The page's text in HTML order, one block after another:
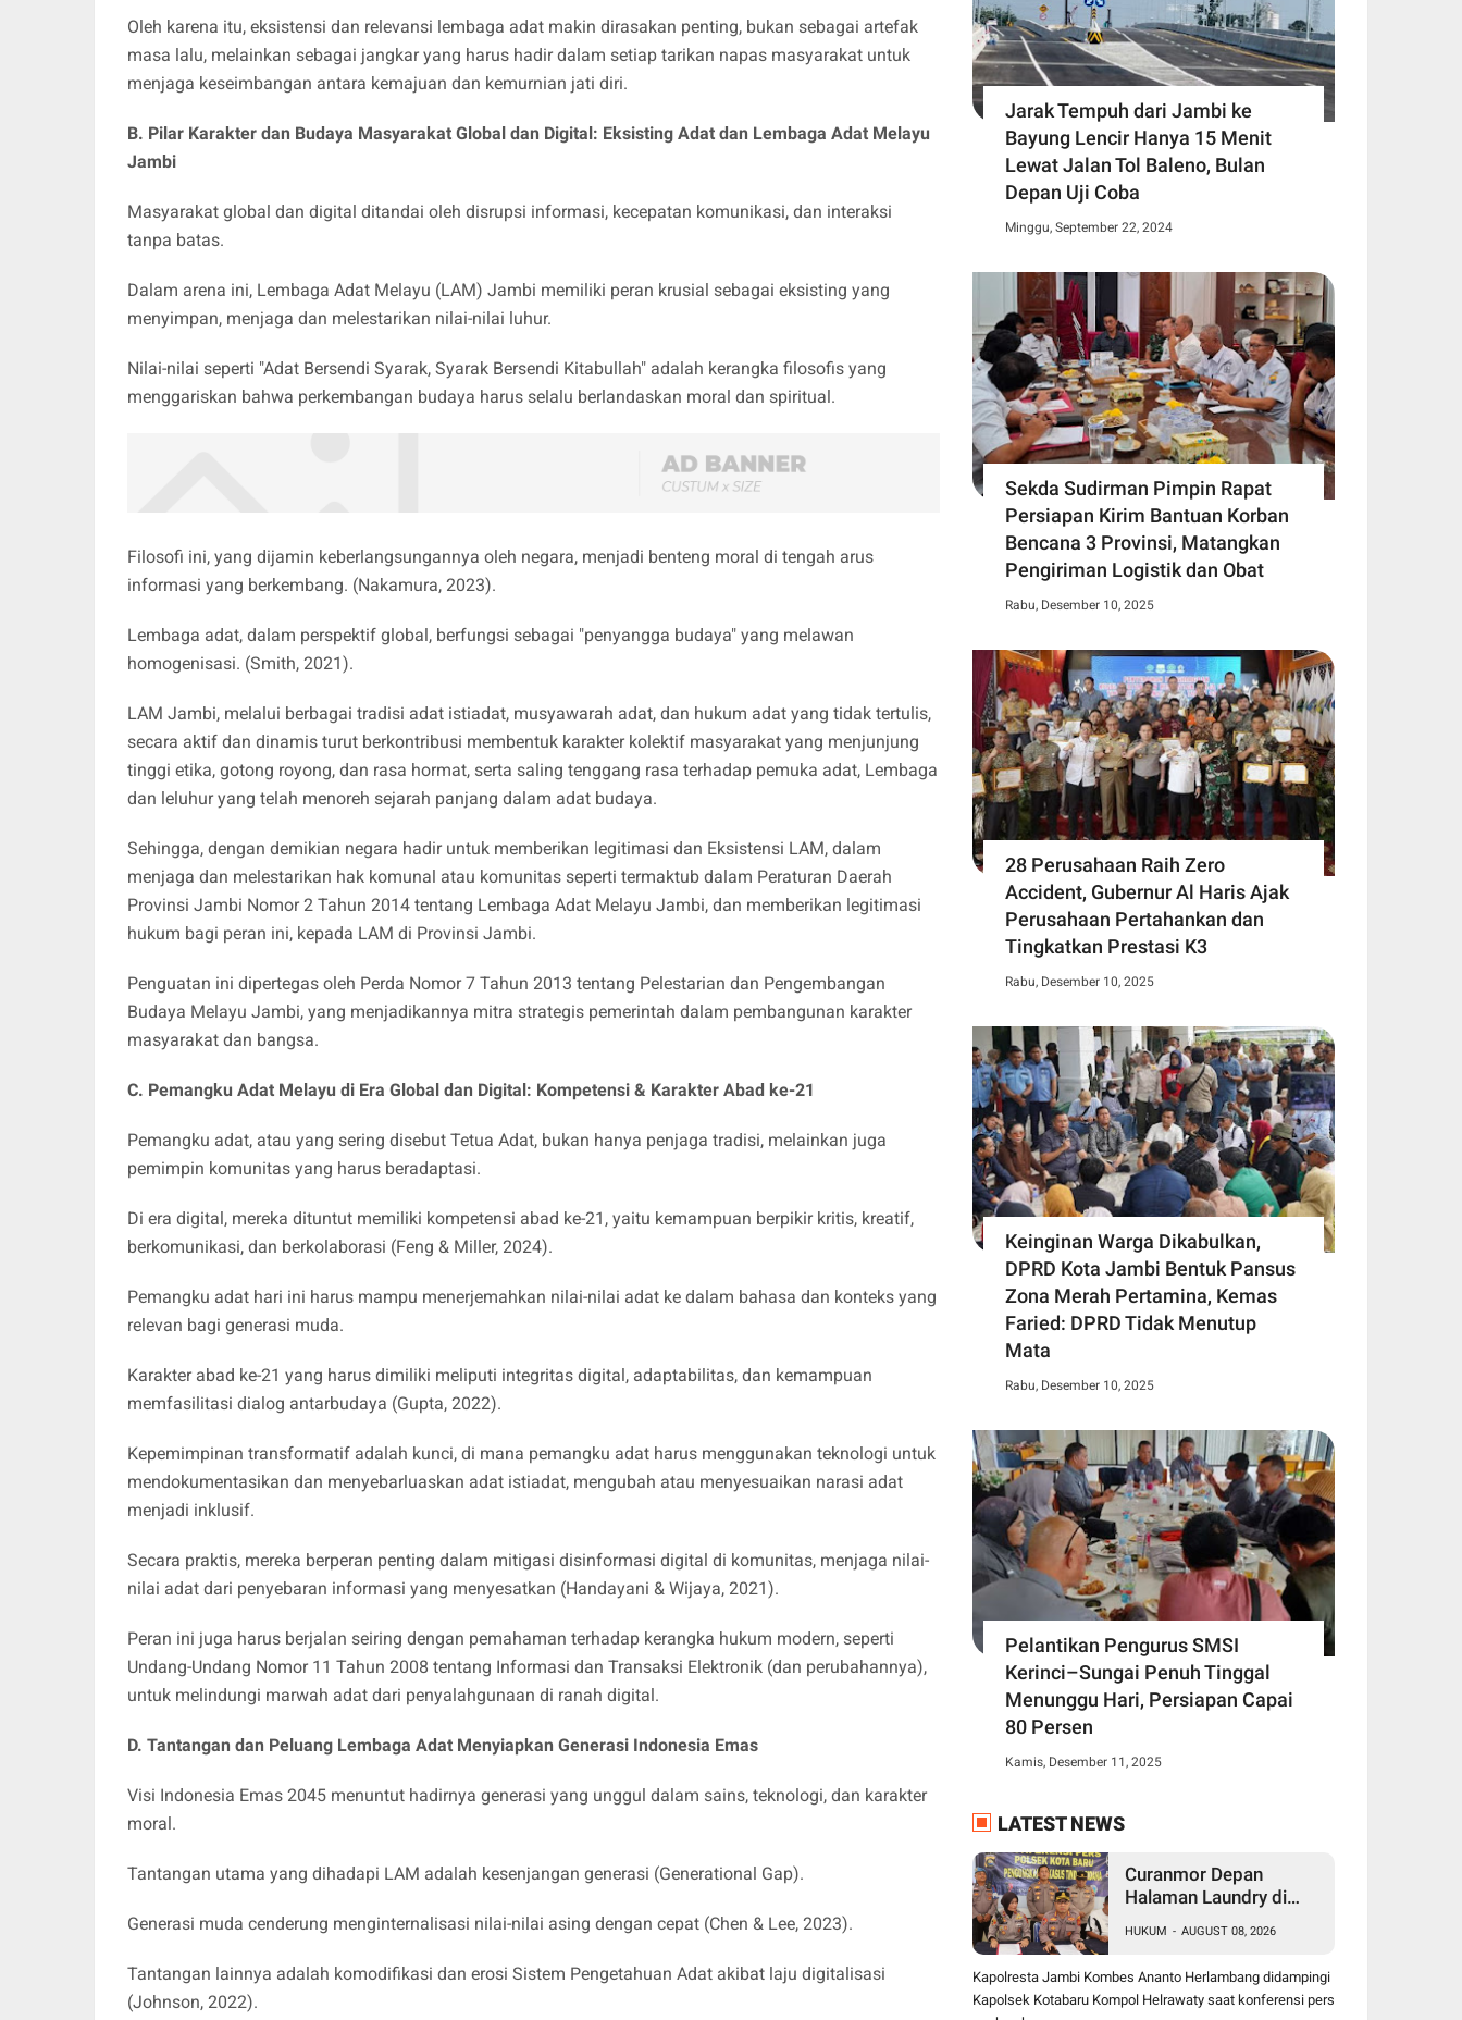
Oleh karena itu, eksistensi dan relevansi lembaga adat makin dirasakan penting, bukan sebagai artefak
masa lalu, melainkan sebagai jangkar yang harus hadir dalam setiap tarikan napas masyarakat untuk
menjaga keseimbangan antara kemajuan dan kemurnian jati diri.
B. Pilar Karakter dan Budaya Masyarakat Global dan Digital: Eksisting Adat dan Lembaga Adat Melayu
Jambi
​Masyarakat global dan digital ditandai oleh disrupsi informasi, kecepatan komunikasi, dan interaksi
tanpa batas.
Dalam arena ini, Lembaga Adat Melayu (LAM) Jambi memiliki peran krusial sebagai eksisting yang
menyimpan, menjaga dan melestarikan nilai-nilai luhur.
Nilai-nilai seperti "Adat Bersendi Syarak, Syarak Bersendi Kitabullah" adalah kerangka filosofis yang
menggariskan bahwa perkembangan budaya harus selalu berlandaskan moral dan spiritual.
Filosofi ini, yang dijamin keberlangsungannya oleh negara, menjadi benteng moral di tengah arus
informasi yang berkembang. (Nakamura, 2023).
​Lembaga adat, dalam perspektif global, berfungsi sebagai "penyangga budaya" yang melawan
homogenisasi. (Smith, 2021).
LAM Jambi, melalui berbagai tradisi adat istiadat, musyawarah adat, dan hukum adat yang tidak tertulis,
secara aktif dan dinamis turut berkontribusi membentuk karakter kolektif masyarakat yang menjunjung
tinggi etika, gotong royong, dan rasa hormat, serta saling tenggang rasa terhadap pemuka adat, Lembaga
dan leluhur yang telah menoreh sejarah panjang dalam adat budaya.
Sehingga, dengan demikian negara hadir untuk memberikan legitimasi dan Eksistensi LAM, dalam
menjaga dan melestarikan hak komunal atau komunitas seperti termaktub dalam Peraturan Daerah
Provinsi Jambi Nomor 2 Tahun 2014 tentang Lembaga Adat Melayu Jambi, dan memberikan legitimasi
hukum bagi peran ini, kepada LAM di Provinsi Jambi.
Penguatan ini dipertegas oleh Perda Nomor 7 Tahun 2013 tentang Pelestarian dan Pengembangan
Budaya Melayu Jambi, yang menjadikannya mitra strategis pemerintah dalam pembangunan karakter
masyarakat dan bangsa.
C. Pemangku Adat Melayu di Era Global dan Digital: Kompetensi & Karakter Abad ke-21
​Pemangku adat, atau yang sering disebut Tetua Adat, bukan hanya penjaga tradisi, melainkan juga
pemimpin komunitas yang harus beradaptasi.
Di era digital, mereka dituntut memiliki kompetensi abad ke-21, yaitu kemampuan berpikir kritis, kreatif,
berkomunikasi, dan berkolaborasi (Feng & Miller, 2024).
Pemangku adat hari ini harus mampu menerjemahkan nilai-nilai adat ke dalam bahasa dan konteks yang
relevan bagi generasi muda.
​Karakter abad ke-21 yang harus dimiliki meliputi integritas digital, adaptabilitas, dan kemampuan
memfasilitasi dialog antarbudaya (Gupta, 2022).
Kepemimpinan transformatif adalah kunci, di mana pemangku adat harus menggunakan teknologi untuk
mendokumentasikan dan menyebarluaskan adat istiadat, mengubah atau menyesuaikan narasi adat
menjadi inklusif.
Secara praktis, mereka berperan penting dalam mitigasi disinformasi digital di komunitas, menjaga nilai-
nilai adat dari penyebaran informasi yang menyesatkan (Handayani & Wijaya, 2021).
Peran ini juga harus berjalan seiring dengan pemahaman terhadap kerangka hukum modern, seperti
Undang-Undang Nomor 11 Tahun 2008 tentang Informasi dan Transaksi Elektronik (dan perubahannya),
untuk melindungi marwah adat dari penyalahgunaan di ranah digital.
D. Tantangan dan Peluang Lembaga Adat Menyiapkan Generasi Indonesia Emas
​Visi Indonesia Emas 2045 menuntut hadirnya generasi yang unggul dalam sains, teknologi, dan karakter
moral.
Tantangan utama yang dihadapi LAM adalah kesenjangan generasi (Generational Gap).
Generasi muda cenderung menginternalisasi nilai-nilai asing dengan cepat (Chen & Lee, 2023).
Tantangan lainnya adalah komodifikasi dan erosi Sistem Pengetahuan Adat akibat laju digitalisasi
(Johnson, 2022).
Jarak Tempuh dari Jambi ke
Bayung Lencir Hanya 15 Menit
Lewat Jalan Tol Baleno, Bulan
Depan Uji Coba
Minggu, September 22, 2024
Sekda Sudirman Pimpin Rapat
Persiapan Kirim Bantuan Korban
Bencana 3 Provinsi, Matangkan
Pengiriman Logistik dan Obat
Rabu, Desember 10, 2025
28 Perusahaan Raih Zero
Accident, Gubernur Al Haris Ajak
Perusahaan Pertahankan dan
Tingkatkan Prestasi K3
Rabu, Desember 10, 2025
Keinginan Warga Dikabulkan,
DPRD Kota Jambi Bentuk Pansus
Zona Merah Pertamina, Kemas
Faried: DPRD Tidak Menutup
Mata
Rabu, Desember 10, 2025
Pelantikan Pengurus SMSI
Kerinci–Sungai Penuh Tinggal
Menunggu Hari, Persiapan Capai
80 Persen
Kamis, Desember 11, 2025
LATEST NEWS
Curanmor Depan
Halaman Laundry di
Kota Jambi, Tiga Pelaku
Ditangkap Polisi
HUKUM - AUGUST 08, 2026
Kapolresta Jambi Kombes Ananto Herlambang didampingi
Kapolsek Kotabaru Kompol Helrawaty saat konferensi pers